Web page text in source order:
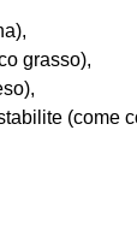
grasso),
(come